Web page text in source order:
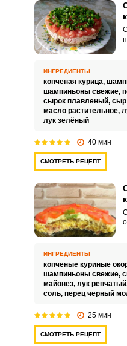
ИНГРЕДИЕНТЫ
копченая курица,
шампиньоны свежие,
сырок плавленый, сыр
масло растительное,
лук зелёный
40 мин
СМОТРЕТЬ РЕЦЕПТ
ИНГРЕДИЕНТЫ
копченые куриные
шампиньоны свежие,
майонез, лук
соль, перец черный
25 мин
СМОТРЕТЬ РЕЦЕПТ